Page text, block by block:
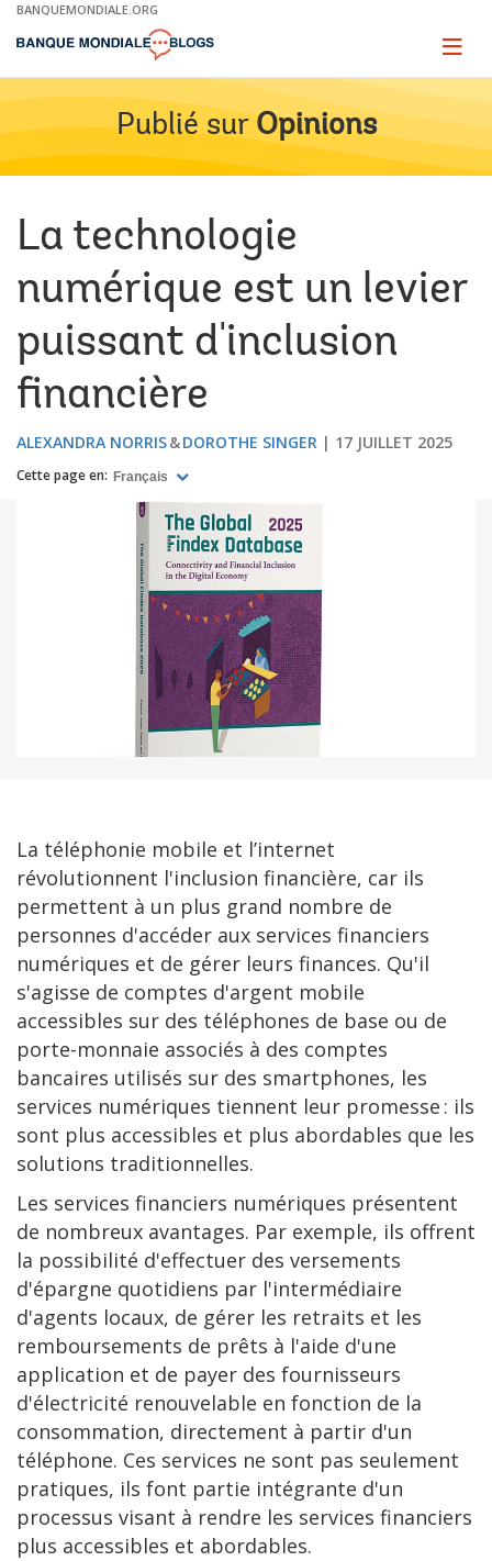
Skip
Main
BANQUEMONDIALE.ORG
Page
Publié sur Opinions
La technologie
numérique est un levier
puissant d'inclusion
financière
ALEXANDRA NORRIS DOROTHE SINGER 17 JUILLET 2025
Cette page en: Français
La téléphonie mobile et l’internet
révolutionnent l'inclusion financière, car ils
permettent à un plus grand nombre de
personnes d'accéder aux services financiers
numériques et de gérer leurs finances. Qu'il
s'agisse de comptes d'argent mobile
accessibles sur des téléphones de base ou de
porte-monnaie associés à des comptes
bancaires utilisés sur des smartphones, les
services numériques tiennent leur promesse : ils
sont plus accessibles et plus abordables que les
solutions traditionnelles.
Les services financiers numériques présentent
de nombreux avantages. Par exemple, ils offrent
la possibilité d'effectuer des versements
d'épargne quotidiens par l'intermédiaire
d'agents locaux, de gérer les retraits et les
remboursements de prêts à l'aide d'une
application et de payer des fournisseurs
d'électricité renouvelable en fonction de la
consommation, directement à partir d'un
téléphone. Ces services ne sont pas seulement
pratiques, ils font partie intégrante d'un
processus visant à rendre les services financiers
plus accessibles et abordables.